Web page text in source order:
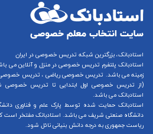
استادبانک، بزرگترین شبکه تدریس خصوصی در ایران
استادبانک پلتفرم تدریس خصوصی در منزل و آنلاین
زمینه می باشد. تدریس خصوصی ریاضی ، تدریس خصوصی
(از تدریس خصوصی اول ابتدایی تا تدریس خصوصی
استادبانک می باشد.
استادبانک حمایت شده توسط پارک علم و فناوری
دانشگاه صنعتی شریف می باشد. استادبانک مفتخر است که
ریاست جمهوری به درجه دانش بنیانی نائل شود.